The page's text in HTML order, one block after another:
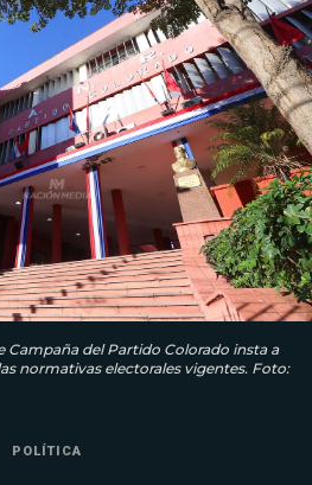
Campaña del Partido Colorado insta a
normativas electorales vigentes. Foto:
POLÍTICA